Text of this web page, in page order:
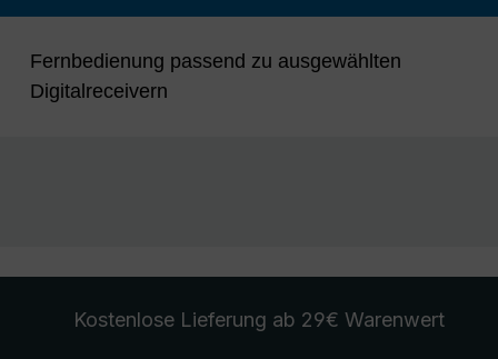
Fernbedienung passend zu ausgewählten
Digitalreceivern
Kostenlose Lieferung ab 29€ Warenwert